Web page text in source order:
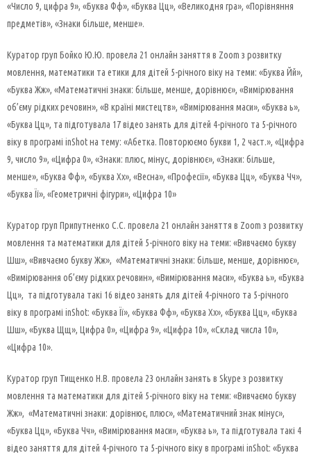
«Число 9, цифра 9», «Буква Фф», «Буква Цц», «Великодня гра», «Порівняння
предметів», «Знаки більше, менше».
Куратор груп Бойко Ю.Ю. провела 21 онлайн заняття в Zoom з розвитку
мовлення, математики та етики для дітей 5-річного віку на теми: «Буква Йй»,
«Буква Жж», «Математичні знаки: більше, менше, дорівнює», «Вимірювання
об’єму рідких речовин», «В країні мистецтв», «Вимірювання маси», «Буква ь»,
«Буква Цц», та підготувала 17 відео занять для дітей 4-річного та 5-річного
віку в програмі inShot на тему: «Абетка. Повторюємо букви 1, 2 част.», «Цифра
9, число 9», «Цифра 0», «Знаки: плюс, мінус, дорівнює», «Знаки: більше,
менше», «Буква Фф», «Буква Хх», «Весна», «Професії», «Буква Цц», «Буква Чч»,
«Буква Її», «Геометричні фігури», «Цифра 10»
Куратор груп Припутненко С.С. провела 21 онлайн заняття в Zoom з розвитку
мовлення та математики для дітей 5-річного віку на теми: «Вивчаємо букву
Шш», «Вивчаємо букву Жж», «Математичні знаки: більше, менше, дорівнює»,
«Вимірювання об’єму рідких речовин», «Вимірювання маси», «Буква ь», «Буква
Цц», та підготувала такі 16 відео занять для дітей 4-річного та 5-річного
віку в програмі inShot: «Буква Її», «Буква Фф», «Буква Хх», «Буква Цц», «Буква
Шш», «Буква Щщ», Цифра 0», «Цифра 9», «Цифра 10», «Склад числа 10»,
«Цифра 10».
Куратор груп Тищенко Н.В. провела 23 онлайн занять в Skype з розвитку
мовлення та математики для дітей 5-річного віку на теми: «Вивчаємо букву
Жж», «Математичні знаки: дорівнює, плюс», «Математичний знак мінус»,
«Буква Цц», «Буква Чч», «Вимірювання маси», «Буква ь», та підготувала такі 4
відео заняття для дітей 4-річного та 5-річного віку в програмі inShot: «Буква